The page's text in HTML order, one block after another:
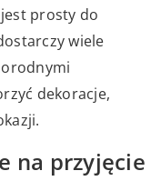
prosty do
wiele
dekoracje,
na przyjęcie